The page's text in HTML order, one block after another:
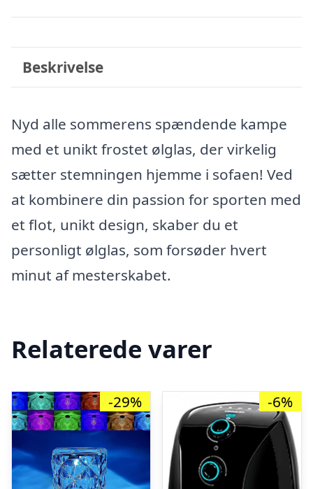
Beskrivelse
Nyd alle sommerens spændende kampe
med et unikt frostet ølglas, der virkelig
sætter stemningen hjemme i sofaen! Ved
at kombinere din passion for sporten med
et flot, unikt design, skaber du et
personligt ølglas, som forsøder hvert
minut af mesterskabet.
Relaterede varer
-29% -6%